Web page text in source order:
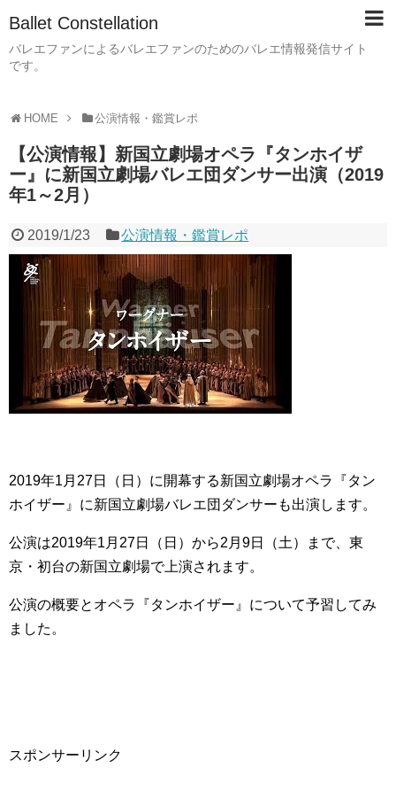
Ballet Constellation
バレエファンによるバレエファンのためのバレエ情報発信サイト
です。
HOME 公演情報・鑑賞レポ
【公演情報】新国立劇場オペラ『タンホイザ
ー』に新国立劇場バレエ団ダンサー出演（2019
年1～2月）
2019/1/23 公演情報・鑑賞レポ
2019年1月27日（日）に開幕する新国立劇場オペラ『タン
ホイザー』に新国立劇場バレエ団ダンサーも出演します。
公演は2019年1月27日（日）から2月9日（土）まで、東
京・初台の新国立劇場で上演されます。
公演の概要とオペラ『タンホイザー』について予習してみ
ました。
スポンサーリンク